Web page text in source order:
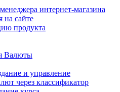
интернет-магазина
на сайте
продукта
Валюты
и управление
через классификатор